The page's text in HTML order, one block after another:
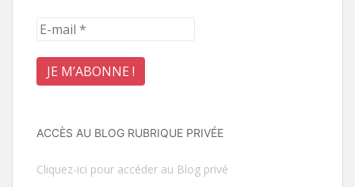
ACCÈS AU BLOG RUBRIQUE PRIVÉE
Cliquez-ici pour accéder au Blog privé